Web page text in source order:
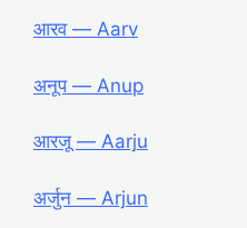
आरव ― Aarv
अनूप ― Anup
आरजू ― Aarju
अर्जुन ― Arjun